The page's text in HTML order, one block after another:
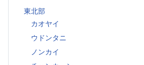
東北部
カオヤイ
ウドンタニ
ノンカイ